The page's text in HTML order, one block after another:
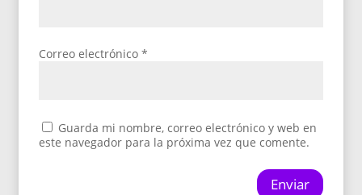
Correo electrónico*
Guarda mi nombre, correo electrónico y web en
este navegador para la próxima vez que comente.
Enviar